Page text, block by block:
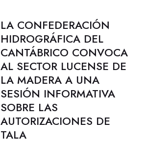
LA CONFEDERACIÓN
HIDROGRÁFICA DEL
CANTÁBRICO CONVOCA
AL SECTOR LUCENSE DE
LA MADERA A UNA
SESIÓN INFORMATIVA
SOBRE LAS
AUTORIZACIONES DE
TALA